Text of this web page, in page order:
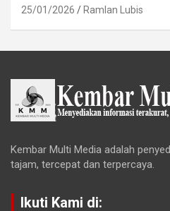
25/01/2026 Ramlan Lubis
Kembar Multi Media adalah
tajam, tercepat dan terpercaya.
Ikuti Kami di: